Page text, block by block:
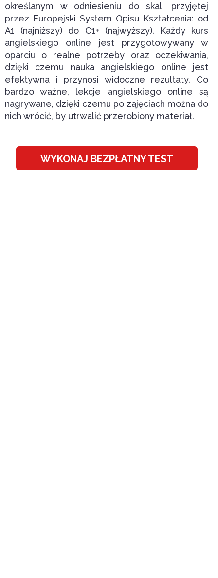
określanym w odniesieniu do skali przyjętej
przez Europejski System Opisu Kształcenia: od
A1 (najniższy) do C1+ (najwyższy). Każdy kurs
angielskiego online jest przygotowywany w
oparciu o realne potrzeby oraz oczekiwania,
dzięki czemu nauka angielskiego online jest
efektywna i przynosi widoczne rezultaty. Co
bardzo ważne, lekcje angielskiego online są
nagrywane, dzięki czemu po zajęciach można do
nich wrócić, by utrwalić przerobiony materiał.
WYKONAJ BEZPŁATNY TEST